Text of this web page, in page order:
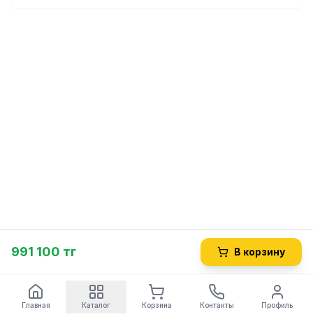
991 100 тг В корзину
Главная Каталог Корзина Контакты Профиль